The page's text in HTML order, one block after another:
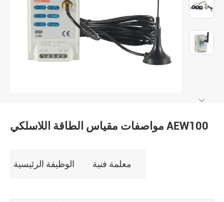
مواصفات مقياس الطاقة اللاسلكي AEW100
الوظيفة الرئيسية معلمة فنية